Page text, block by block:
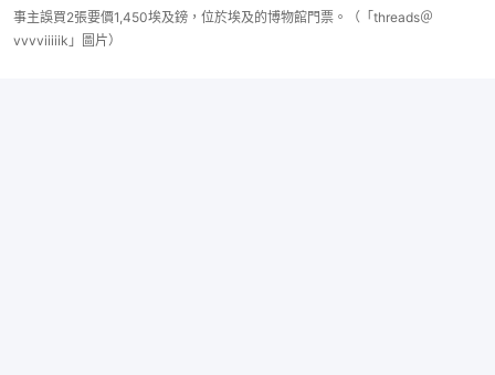
事主誤買2張要價1,450埃及鎊，位於埃及的博物館門票。（「threads＠
vvvviiiiik」圖片）